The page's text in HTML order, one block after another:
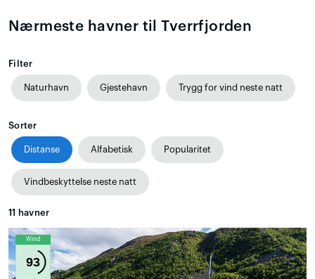
Nærmeste havner til Tverrfjorden
Filter
Naturhavn Gjestehavn Trygg for vind neste natt
Sorter
Distanse Alfabetisk Popularitet
Vindbeskyttelse neste natt
11 havner
Wind
93